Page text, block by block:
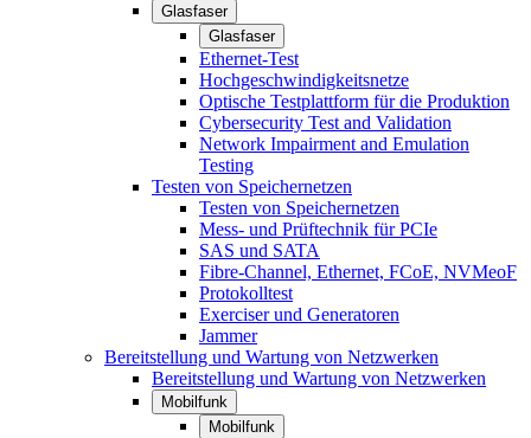
Glasfaser
Glasfaser
Ethernet-Test
Hochgeschwindigkeitsnetze
Optische Testplattform für die Produktion
Cybersecurity Test and Validation
Network Impairment and Emulation
Testing
Testen von Speichernetzen
Testen von Speichernetzen
Mess- und Prüftechnik für PCIe
SAS und SATA
Fibre-Channel, Ethernet, FCoE, NVMeoF
Protokolltest
Exerciser und Generatoren
Jammer
Bereitstellung und Wartung von Netzwerken
Bereitstellung und Wartung von Netzwerken
Mobilfunk
Mobilfunk